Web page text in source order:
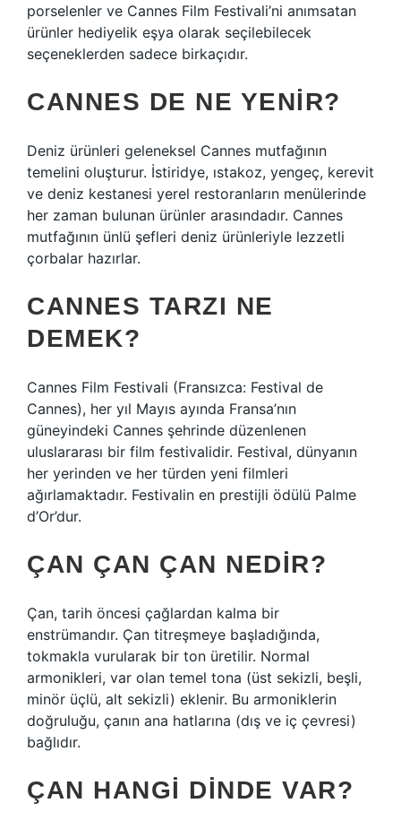
porselenler ve Cannes Film Festivali’ni anımsatan
ürünler hediyelik eşya olarak seçilebilecek
seçeneklerden sadece birkaçıdır.
CANNES DE NE YENIR?
Deniz ürünleri geleneksel Cannes mutfağının
temelini oluşturur. İstiridye, ıstakoz, yengeç, kerevit
ve deniz kestanesi yerel restoranların menülerinde
her zaman bulunan ürünler arasındadır. Cannes
mutfağının ünlü şefleri deniz ürünleriyle lezzetli
çorbalar hazırlar.
CANNES TARZI NE
DEMEK?
Cannes Film Festivali (Fransızca: Festival de
Cannes), her yıl Mayıs ayında Fransa’nın
güneyindeki Cannes şehrinde düzenlenen
uluslararası bir film festivalidir. Festival, dünyanın
her yerinden ve her türden yeni filmleri
ağırlamaktadır. Festivalin en prestijli ödülü Palme
d’Or’dur.
ÇAN ÇAN ÇAN NEDIR?
Çan, tarih öncesi çağlardan kalma bir
enstrümandır. Çan titreşmeye başladığında,
tokmakla vurularak bir ton üretilir. Normal
armonikleri, var olan temel tona (üst sekizli, beşli,
minör üçlü, alt sekizli) eklenir. Bu armoniklerin
doğruluğu, çanın ana hatlarına (dış ve iç çevresi)
bağlıdır.
ÇAN HANGI DINDE VAR?